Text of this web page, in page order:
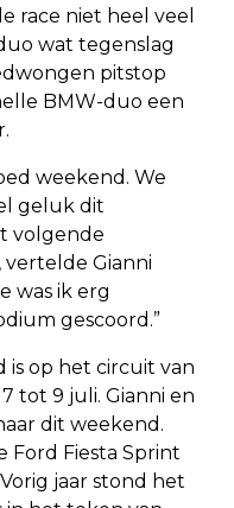
race niet heel veel
wat tegenslag
pitstop
BMW-duo een
weekend. We
geluk dit
volgende
vertelde Gianni
was ik erg
gescoord.”
is op het circuit van
tot 9 juli. Gianni en
dit weekend.
Ford Fiesta Sprint
jaar stond het